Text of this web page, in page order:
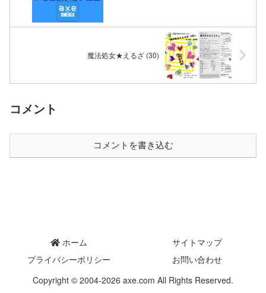
魔法処女★えるざ (30)
コメント
コメントを書き込む
ホーム
サイトマップ
プライバシーポリシー
お問い合わせ
Copyright © 2004-2026 axe.com All Rights Reserved.